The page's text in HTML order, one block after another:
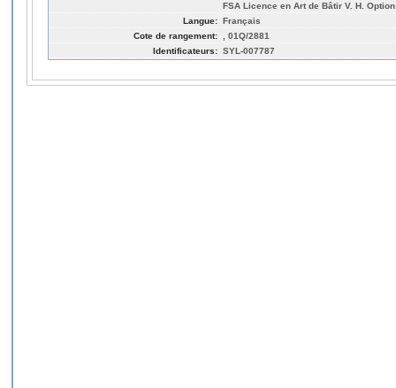
FSA Licence en Art de Bâtir V. H.
Langue: Français
Cote de rangement:
, 01Q/2881
Identificateurs: SYL-007787